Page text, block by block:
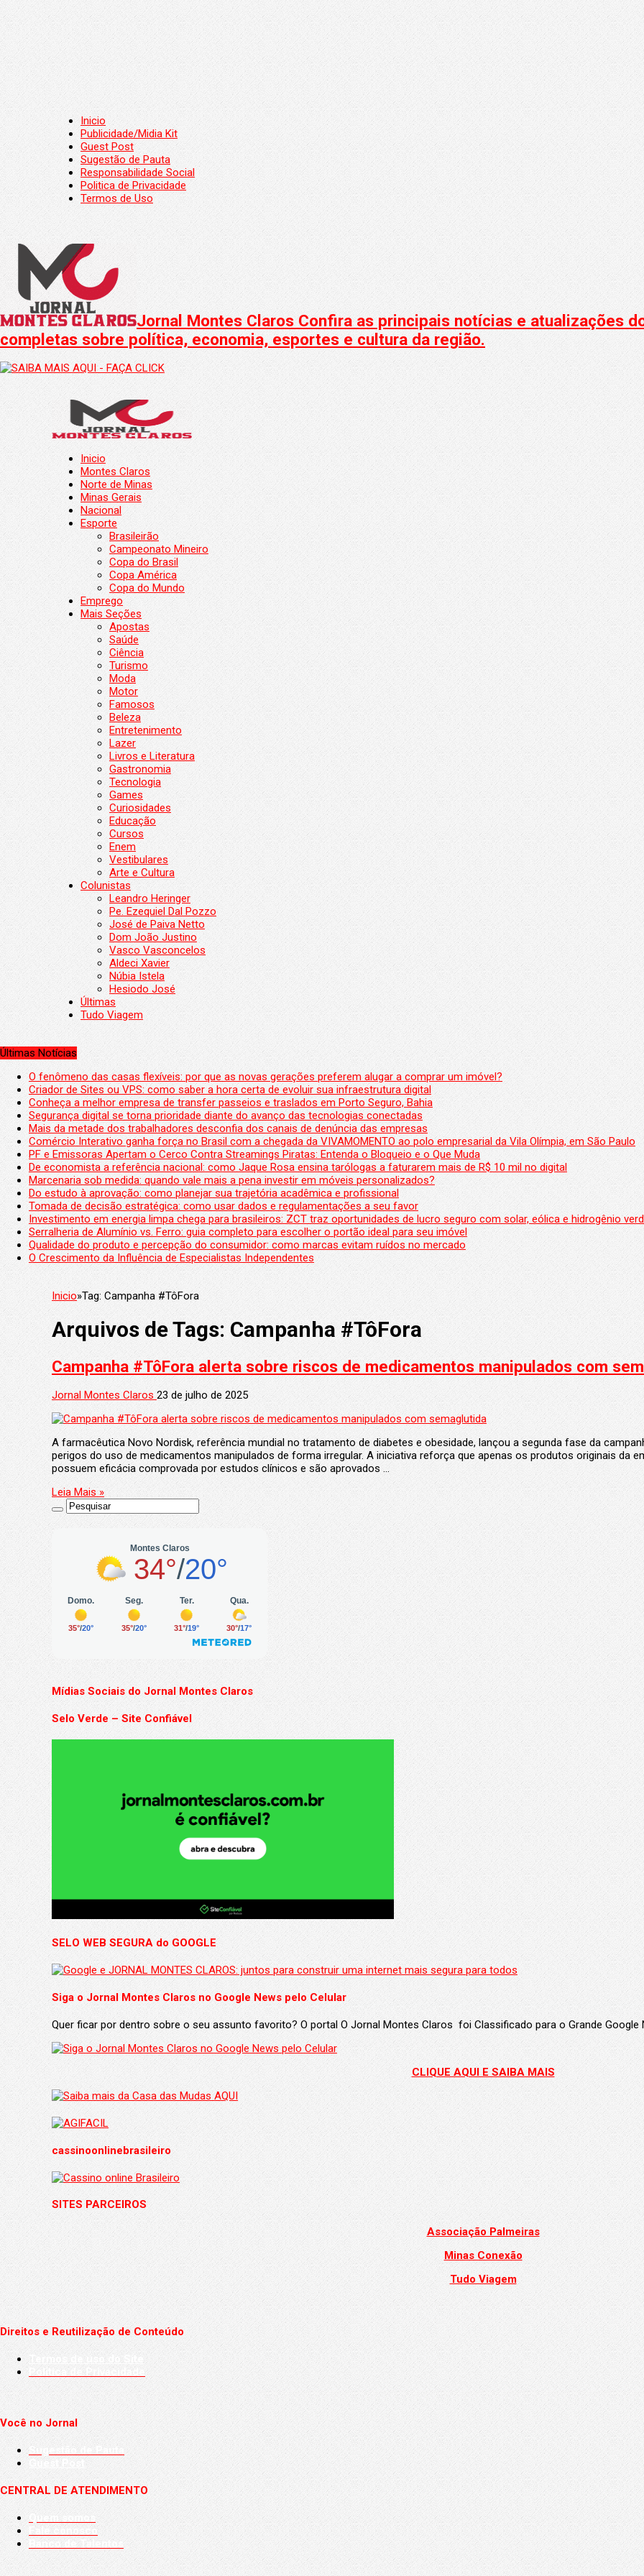
Inicio
Publicidade/Midia Kit
Guest Post
Sugestão de Pauta
Responsabilidade Social
Politica de Privacidade
Termos de Uso
Jornal Montes Claros Confira as principais notícias e atualizações
completas sobre política, economia, esportes e cultura da região.
Inicio
Montes Claros
Norte de Minas
Minas Gerais
Nacional
Esporte
Brasileirão
Campeonato Mineiro
Copa do Brasil
Copa América
Copa do Mundo
Emprego
Mais Seções
Apostas
Saúde
Ciência
Turismo
Moda
Motor
Famosos
Beleza
Entretenimento
Lazer
Livros e Literatura
Gastronomia
Tecnologia
Games
Curiosidades
Educação
Cursos
Enem
Vestibulares
Arte e Cultura
Colunistas
Leandro Heringer
Pe. Ezequiel Dal Pozzo
José de Paiva Netto
Dom João Justino
Vasco Vasconcelos
Aldeci Xavier
Núbia Istela
Hesiodo José
Últimas
Tudo Viagem
Últimas Notícias
O fenômeno das casas flexíveis: por que as novas gerações preferem alugar a comprar um imóvel?
Criador de Sites ou VPS: como saber a hora certa de evoluir sua infraestrutura digital
Conheça a melhor empresa de transfer passeios e traslados em Porto Seguro, Bahia
Segurança digital se torna prioridade diante do avanço das tecnologias conectadas
Mais da metade dos trabalhadores desconfia dos canais de denúncia das empresas
Comércio Interativo ganha força no Brasil com a chegada da VIVAMOMENTO ao polo empresarial da Vila Olímpia, em São Paulo
PF e Emissoras Apertam o Cerco Contra Streamings Piratas: Entenda o Bloqueio e o Que Muda
De economista a referência nacional: como Jaque Rosa ensina tarólogas a faturarem mais de R$ 10 mil no digital
Marcenaria sob medida: quando vale mais a pena investir em móveis personalizados?
Do estudo à aprovação: como planejar sua trajetória acadêmica e profissional
Tomada de decisão estratégica: como usar dados e regulamentações a seu favor
Investimento em energia limpa chega para brasileiros: ZCT traz oportunidades de lucro seguro com solar, eólica e hidrogênio
Serralheria de Alumínio vs. Ferro: guia completo para escolher o portão ideal para seu imóvel
Qualidade do produto e percepção do consumidor: como marcas evitam ruídos no mercado
O Crescimento da Influência de Especialistas Independentes
Inicio»Tag: Campanha #TôFora
Arquivos de Tags:Campanha #TôFora
Campanha #TôFora alerta sobre riscos de medicamentos manipulados com
Jornal Montes Claros23 de julho de 2025
A farmacêutica Novo Nordisk, referência mundial no tratamento de diabetes e obesidade, lançou a segunda fase da
perigos do uso de medicamentos manipulados de forma irregular. A iniciativa reforça que apenas os produtos originais
possuem eficácia comprovada por estudos clínicos e são aprovados …
Leia Mais »
Mídias Sociais do Jornal Montes Claros
Selo Verde – Site Confiável
SELO WEB SEGURA do GOOGLE
Siga o Jornal Montes Claros no Google News pelo Celular
Quer ficar por dentro sobre o seu assunto favorito? O portal O Jornal Montes Claros foi Classificado para o Grande Google
CLIQUE AQUI E SAIBA MAIS
cassinoonlinebrasileiro
SITES PARCEIROS
Associação Palmeiras
Minas Conexão
Tudo Viagem
Direitos e Reutilização de Conteúdo
Termos de uso do Site
Politica de Privacidade
Você no Jornal
Sugestão de Pauta
Guest Post
CENTRAL DE ATENDIMENTO
Quem somos
Fale conosco
Banco de Talentos